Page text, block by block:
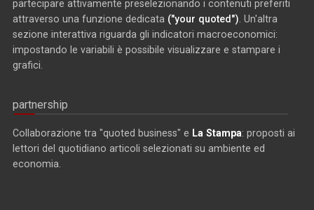
partecipare attivamente preselezionando i contenuti preferiti
attraverso una funzione dedicata ("your quoted") . Un'altra
sezione interattiva riguarda gli indicatori macroeconomici:
impostando le variabili è possibile visualizzare e stampare i
grafici.
partnership
Collaborazione tra "quoted business" e La Stampa: proposti ai
lettori del quotidiano articoli selezionati su ambiente ed
economia.